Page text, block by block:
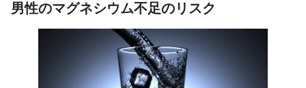
男性のマグネシウム不足のリスク